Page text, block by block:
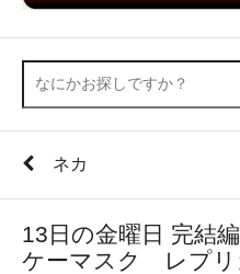
ネカ
13日の金曜日 完
ケーマスク レプリ